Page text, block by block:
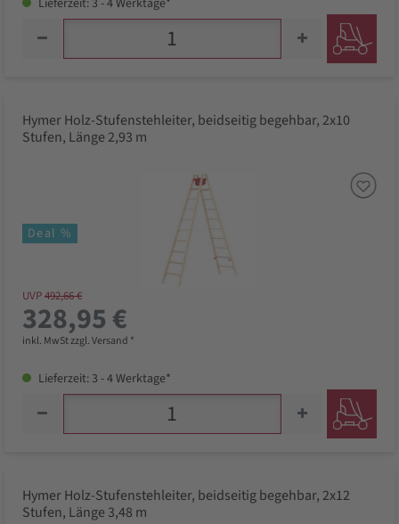
Lieferzeit: 3 - 4 Werktage*
Hymer Holz-Stufenstehleiter, beidseitig begehbar, 2x10
Stufen, Länge 2,93 m
Deal %
UVP492,66 €
328,95 €
inkl. MwSt zzgl. Versand *
Lieferzeit: 3 - 4 Werktage*
Hymer Holz-Stufenstehleiter, beidseitig begehbar, 2x12
Stufen, Länge 3,48 m